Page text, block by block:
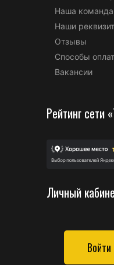
Наша команда
Наши
Отзывы
Способы
Вакансии
Рейтинг сети
Личный
Войти